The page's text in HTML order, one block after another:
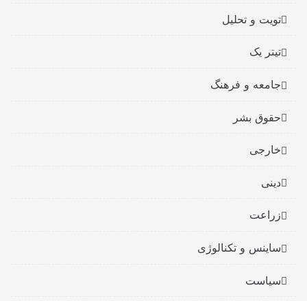
تویت و تحلیل
تیتر یک
جامعه و فرهنگ
حقوق بشر
خارجی
دینی
زراعت
ساینس و تکنالوژی
سیاست